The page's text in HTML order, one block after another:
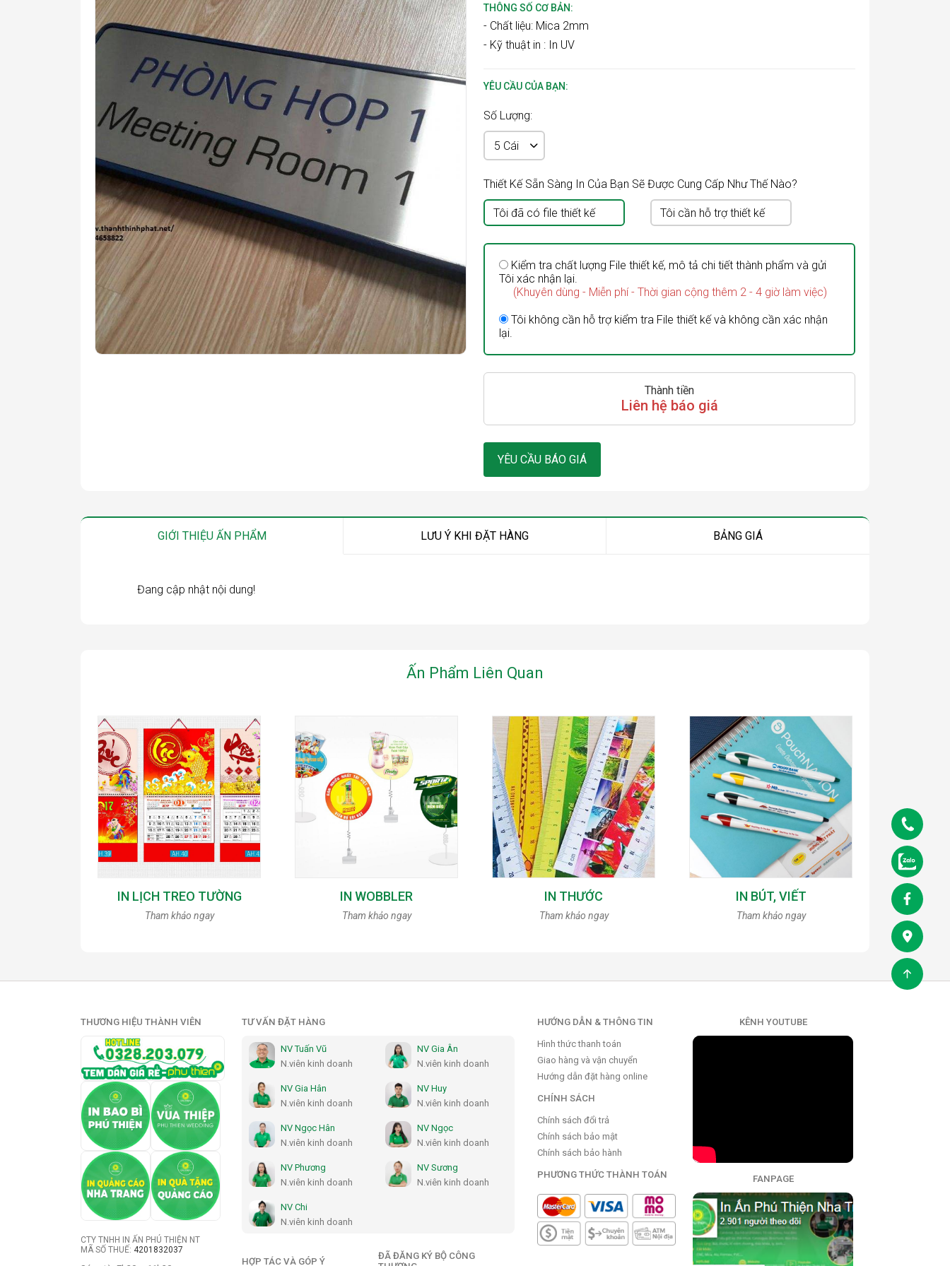
THÔNG SỐ CƠ BẢN:
- Chất liệu: Mica 2mm
- Kỹ thuật in : In UV
YÊU CẦU CỦA BẠN:
Số Lượng:
Thiết Kế Sẵn Sàng In Của Bạn Sẽ Được Cung Cấp Như Thế Nào?
Tôi đã có file thiết kế Tôi cần hỗ trợ thiết kế
Kiểm tra chất lượng File thiết kế, mô tả chi tiết thành phẩm và gửi
Tôi xác nhận lại.
(Khuyên dùng - Miễn phí - Thời gian cộng thêm 2 - 4 giờ làm việc)
Tôi không cần hỗ trợ kiểm tra File thiết kế và không cần xác nhận
lại.
Thành tiền
Liên hệ báo giá
YÊU CẦU BÁO GIÁ
GIỚI THIỆU ẤN PHẨM LƯU Ý KHI ĐẶT HÀNG BẢNG GIÁ
Đang cập nhật nội dung!
Ấn Phẩm Liên Quan
IN LỊCH TREO TƯỜNG
Tham khảo ngay
IN WOBBLER
Tham khảo ngay
IN THƯỚC
Tham khảo ngay
IN BÚT, VIẾT
Tham khảo ngay
THƯƠNG HIỆU THÀNH VIÊN
CTY TNHH IN ẤN PHÚ THIỆN NT
MÃ SỐ THUẾ: 4201832037
TƯ VẤN ĐẶT HÀNG
NV Tuấn Vũ
N.viên kinh doanh
NV Gia Ân
N.viên kinh doanh
NV Gia Hân
N.viên kinh doanh
NV Huy
N.viên kinh doanh
NV Ngọc Hân
N.viên kinh doanh
NV Ngọc
N.viên kinh doanh
NV Phương
N.viên kinh doanh
NV Sương
N.viên kinh doanh
NV Chi
N.viên kinh doanh
HỢP TÁC VÀ GÓP Ý
ĐÃ ĐĂNG KÝ BỘ CÔNG
HƯỚNG DẪN & THÔNG TIN
Hình thức thanh toán
Giao hàng và vận chuyển
Hướng dẫn đặt hàng online
CHÍNH SÁCH
Chính sách đổi trả
Chính sách bảo mật
Chính sách bảo hành
PHƯƠNG THỨC THÀNH TOÁN
KÊNH YOUTUBE
FANPAGE